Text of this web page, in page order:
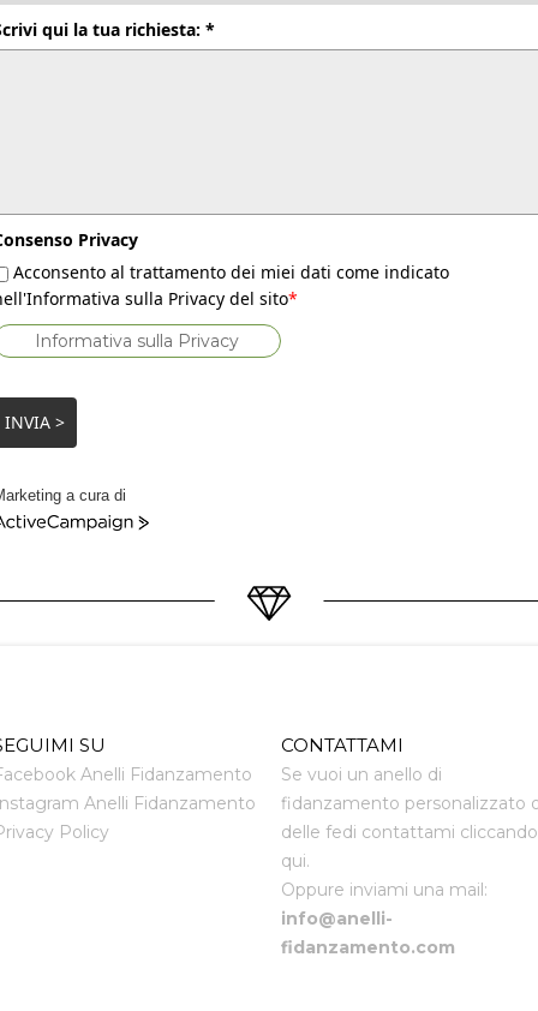
qui la tua richiesta: *
Privacy
Acconsento al trattamento dei miei dati come indicato
sulla Privacy del sito*
Informativa sulla Privacy
INVIA >
a cura di
SU
Anelli Fidanzamento
Anelli Fidanzamento
Policy
CONTATTAMI
Se vuoi un anello di
fidanzamento personalizzato
delle fedi contattami cliccando
qui.
Oppure inviami una mail:
info@anelli-
fidanzamento.com